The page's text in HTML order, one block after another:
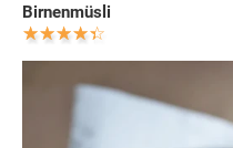
Birnenmüsli